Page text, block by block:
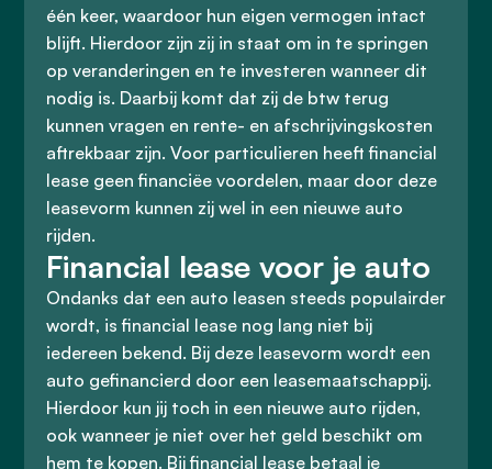
één keer, waardoor hun eigen vermogen intact
blijft. Hierdoor zijn zij in staat om in te springen
op veranderingen en te investeren wanneer dit
nodig is. Daarbij komt dat zij de btw terug
kunnen vragen en rente- en afschrijvingskosten
aftrekbaar zijn. Voor particulieren heeft financial
lease geen financiëe voordelen, maar door deze
leasevorm kunnen zij wel in een nieuwe auto
rijden.
Financial lease voor je auto
Ondanks dat een auto leasen steeds populairder
wordt, is financial lease nog lang niet bij
iedereen bekend. Bij deze leasevorm wordt een
auto gefinancierd door een leasemaatschappij.
Hierdoor kun jij toch in een nieuwe auto rijden,
ook wanneer je niet over het geld beschikt om
hem te kopen. Bij financial lease betaal je